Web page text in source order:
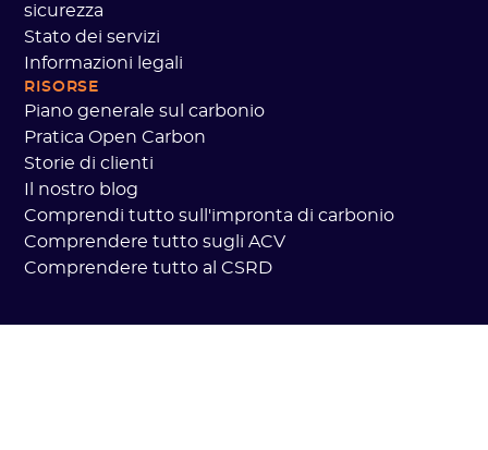
sicurezza
Stato dei servizi
Informazioni legali
RISORSE
Piano generale sul carbonio
Pratica Open Carbon
Storie di clienti
Il nostro blog
Comprendi tutto sull'impronta di carbonio
Comprendere tutto sugli ACV
Comprendere tutto al CSRD